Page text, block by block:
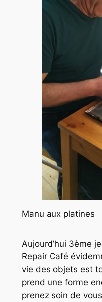
Manu aux platines
Aujourd’hui 3ème
Repair Café
vie des objets est
prend une forme
prenez soin de